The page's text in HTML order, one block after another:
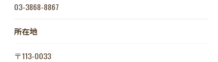
03-3868-8867
所在地
〒113-0033